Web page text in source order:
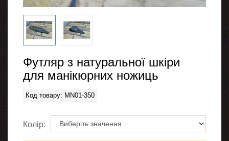
Футляр з натуральної шкіри
для манікюрних ножиць
Код товару: MN01-350
Колір: